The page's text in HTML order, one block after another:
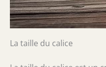
La taille du calice